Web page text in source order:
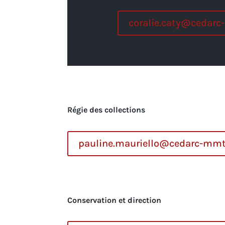
Régie des collections
pauline.mauriello@cedarc-
Conservation et direction